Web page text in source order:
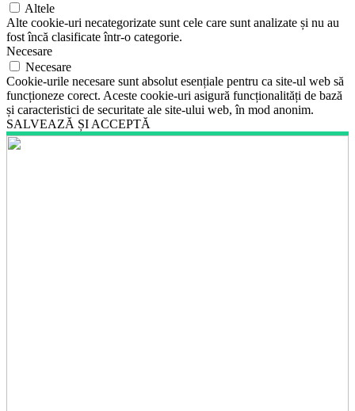
Altele
Alte cookie-uri necategorizate sunt cele care sunt analizate și nu au
fost încă clasificate într-o categorie.
Necesare
Necesare
Cookie-urile necesare sunt absolut esențiale pentru ca site-ul web să
funcționeze corect. Aceste cookie-uri asigură funcționalități de bază
și caracteristici de securitate ale site-ului web, în mod anonim.
SALVEAZĂ ȘI ACCEPTĂ